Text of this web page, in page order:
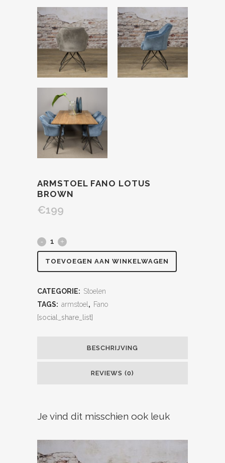
ARMSTOEL FANO LOTUS
BROWN
€199
TOEVOEGEN AAN WINKELWAGEN
CATEGORIE: Stoelen
TAGS: armstoel , Fano
[social_share_list]
BESCHRIJVING
REVIEWS (0)
Je vind dit misschien ook leuk